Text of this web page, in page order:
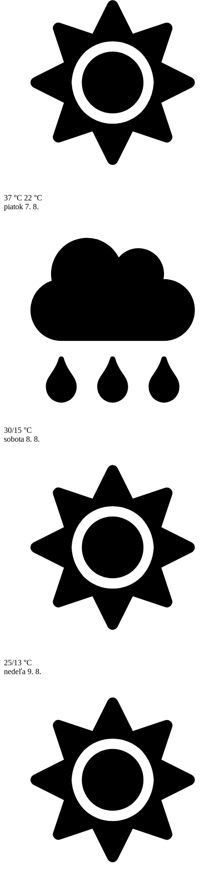
37 °C 22 °C
piatok 7. 8.
30/15 °C
sobota 8. 8.
25/13 °C
nedeľa 9. 8.